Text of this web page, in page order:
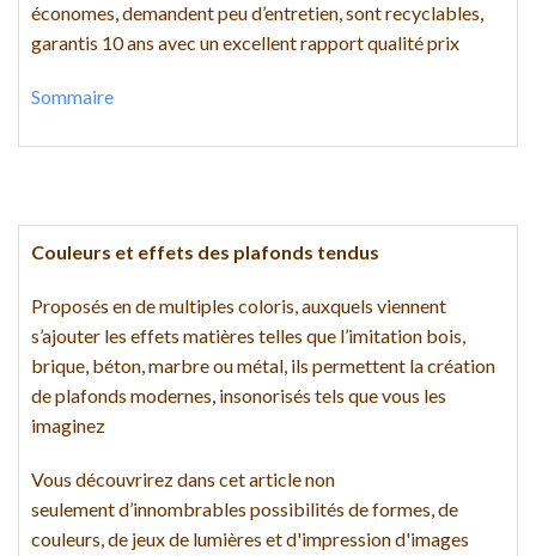
économes, demandent peu d’entretien, sont recyclables,
garantis 10 ans avec un excellent rapport qualité prix
Sommaire
Couleurs et effets des plafonds tendus
Proposés en de multiples coloris, auxquels viennent
s’ajouter les effets matières telles que l’imitation bois,
brique, béton, marbre ou métal, ils permettent la création
de plafonds modernes, insonorisés tels que vous les
imaginez
Vous découvrirez dans cet article non
seulement d’innombrables possibilités de formes, de
couleurs, de jeux de lumières et d'impression d'images